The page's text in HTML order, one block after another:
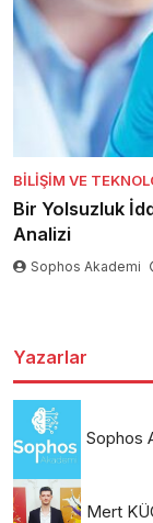
BILIŞIM VE
Bir Yolsuzluk
Analizi
Sophos Akademi
Yazarlar
Sophos
Mert